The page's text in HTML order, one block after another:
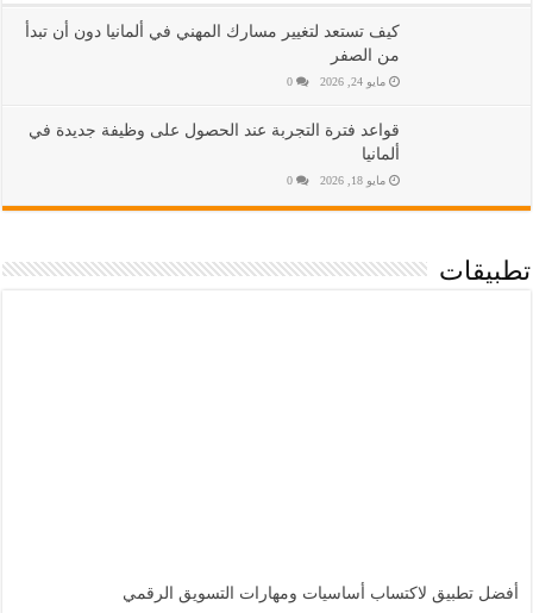
كيف تستعد لتغيير مسارك المهني في ألمانيا دون أن تبدأ
من الصفر
مايو 24, 2026 0
قواعد فترة التجربة عند الحصول على وظيفة جديدة في
ألمانيا
مايو 18, 2026 0
تطبيقات
أفضل تطبيق لاكتساب أساسيات ومهارات التسويق الرقمي